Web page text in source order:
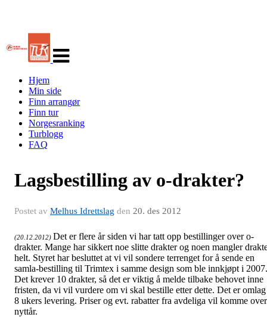
navigasjon
Hjem
Min side
Finn arrangør
Finn tur
Norgesranking
Turblogg
FAQ
Lagsbestilling av o-drakter?
Postet av Melhus Idrettslag den 20. des 2012
(20.12.2012) Det er flere år siden vi har tatt opp bestillinger over o-
drakter. Mange har sikkert noe slitte drakter og noen mangler
helt. Styret har besluttet at vi vil sondere terrenget for å sende en
samla-bestilling til Trimtex i samme design som ble innkjøpt i 2007.
Det krever 10 drakter, så det er viktig å melde tilbake behovet inne
fristen, da vi vil vurdere om vi skal bestille etter dette. Det er omlag
8 ukers levering. Priser og evt. rabatter fra avdeliga vil komme over
nyttår.